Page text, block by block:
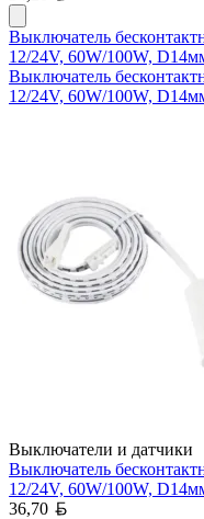
Выключатель
12/24V, 60W/100W,
Выключатель
12/24V, 60W/100W,
Выключатели и датчики
Выключатель
12/24V, 60W/100W,
36,70